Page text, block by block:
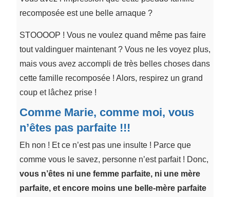
recomposée est une belle arnaque ?
STOOOOP ! Vous ne voulez quand même pas faire
tout valdinguer maintenant ? Vous ne les voyez plus,
mais vous avez accompli de très belles choses dans
cette famille recomposée ! Alors, respirez un grand
coup et lâchez prise !
Comme Marie, comme moi, vous
n’êtes pas parfaite !!!
Eh non ! Et ce n’est pas une insulte ! Parce que
comme vous le savez, personne n’est parfait ! Donc,
vous n’êtes ni une femme parfaite, ni une mère
parfaite, et encore moins une belle-mère parfaite